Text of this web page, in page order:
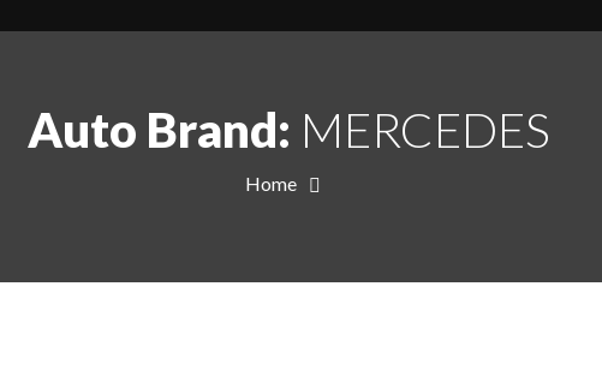
Auto Brand: MERCEDES
Home